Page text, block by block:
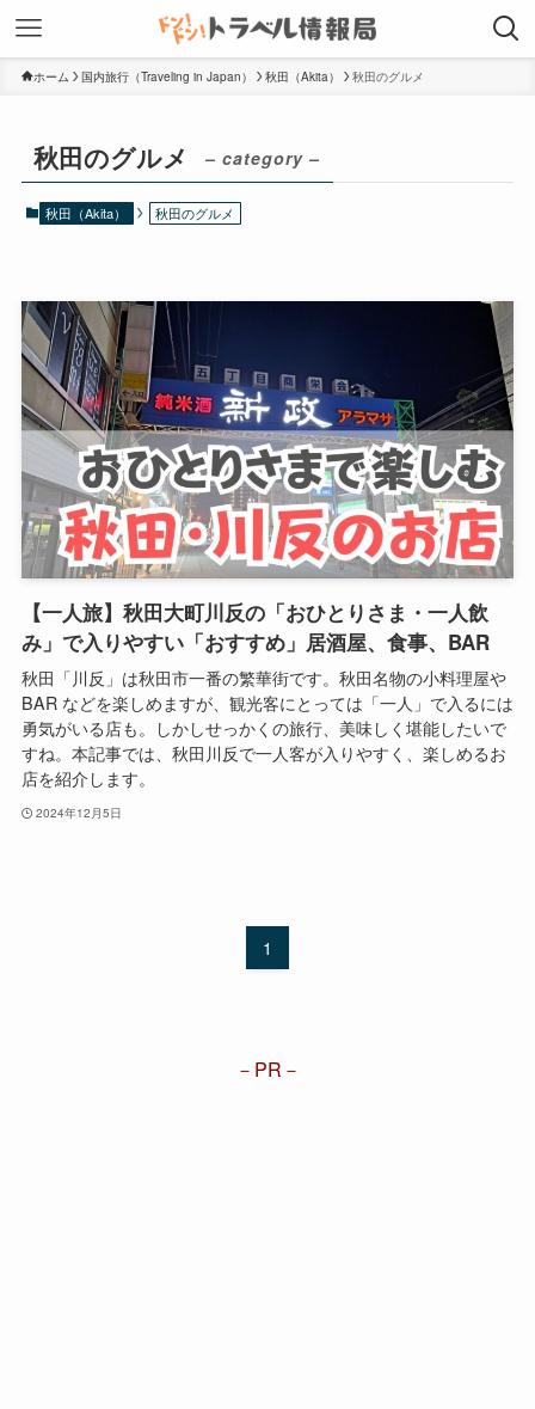
ホーム 国内旅行（Traveling in Japan） 秋田（Akita） 秋田のグルメ
秋田のグルメ – category –
秋田（Akita） 秋田のグルメ
【一人旅】秋田大町川反の「おひとりさま・一人飲
み」で入りやすい「おすすめ」居酒屋、食事、BAR
秋田「川反」は秋田市一番の繁華街です。秋田名物の小料理屋や
BAR などを楽しめますが、観光客にとっては「一人」で入るには
勇気がいる店も。しかしせっかくの旅行、美味しく堪能したいで
すね。本記事では、秋田川反で一人客が入りやすく、楽しめるお
店を紹介します。
2024年12月5日
1
PR